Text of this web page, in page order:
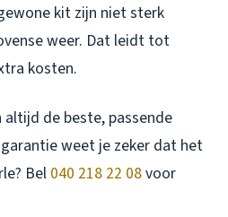
kit zijn niet sterk
weer. Dat leidt tot
kosten.
altijd de beste, passende
weet je zeker dat het
Bel 040 218 22 08voor